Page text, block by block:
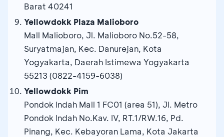
Barat 40241
Yellowdokk Plaza Malioboro
Mall Malioboro, Jl. Malioboro No.52-58,
Suryatmajan, Kec. Danurejan, Kota
Yogyakarta, Daerah Istimewa Yogyakarta
55213 (0822-4159-6038)
Yellowdokk Pim
Pondok Indah Mall 1 FC01 (area 51), Jl. Metro
Pondok Indah No.Kav. IV, RT.1/RW.16, Pd.
Pinang, Kec. Kebayoran Lama, Kota Jakarta